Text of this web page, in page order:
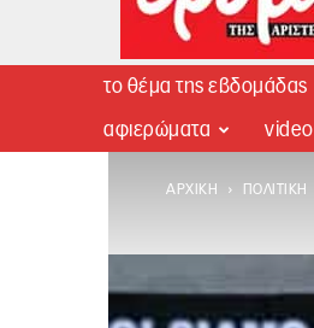
το θέμα της εβδομάδας
αφιερώματα video
ΑΡΧΙΚΉ ΠΟΛΙΤΙΚΉ